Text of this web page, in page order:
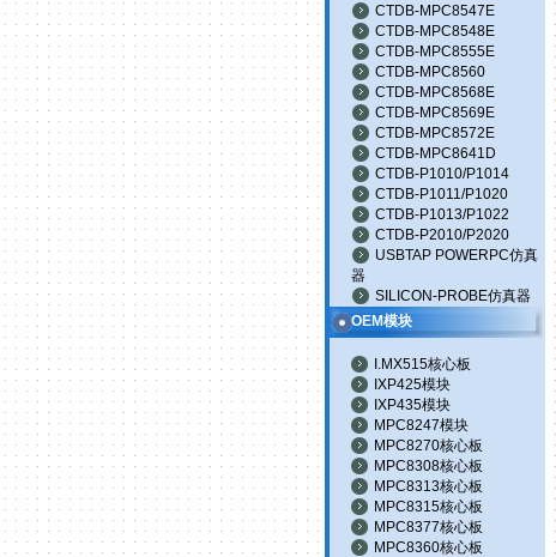
CTDB-MPC8547E
CTDB-MPC8548E
CTDB-MPC8555E
CTDB-MPC8560
CTDB-MPC8568E
CTDB-MPC8569E
CTDB-MPC8572E
CTDB-MPC8641D
CTDB-P1010/P1014
CTDB-P1011/P1020
CTDB-P1013/P1022
CTDB-P2010/P2020
USBTAP POWERPC仿真
器
SILICON-PROBE仿真器
OEM模块
I.MX515核心板
IXP425模块
IXP435模块
MPC8247模块
MPC8270核心板
MPC8308核心板
MPC8313核心板
MPC8315核心板
MPC8377核心板
MPC8360核心板